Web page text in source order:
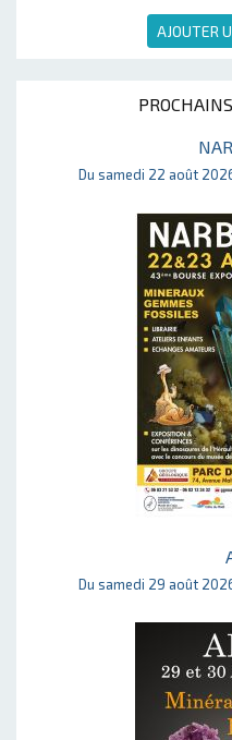
AJOUTER
Du samedi 22 août
Du samedi 29 août